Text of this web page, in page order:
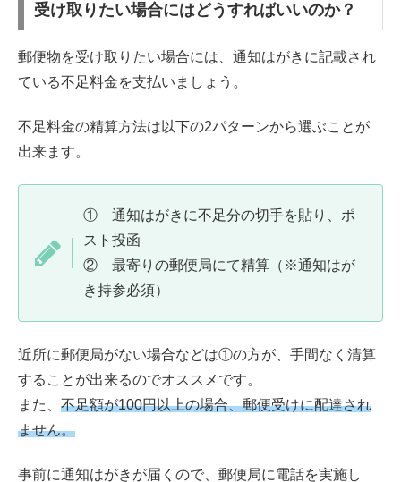
受け取りたい場合にはどうすればいいのか？
郵便物を受け取りたい場合には、通知はがきに記載され
ている不足料金を支払いましょう。
不足料金の精算方法は以下の2パターンから選ぶことが
出来ます。
① 通知はがきに不足分の切手を貼り、ポ
スト投函
② 最寄りの郵便局にて精算（※通知はが
き持参必須）
近所に郵便局がない場合などは①の方が、手間なく清算
することが出来るのでオススメです。
また、 不足額が100円以上の場合、郵便受けに配達され
ません。
事前に通知はがきが届くので、郵便局に電話を実施し